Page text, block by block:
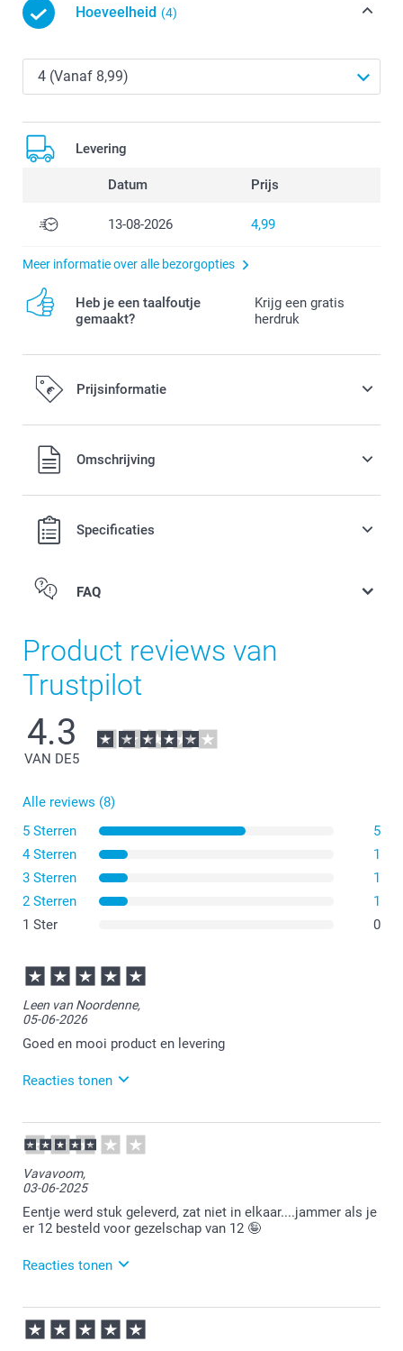
Hoeveelheid (4)
Levering
Datum Prijs
13-08-2026 4,99
Meer informatie over alle bezorgopties
Heb je een taalfoutje
gemaakt?
Krijg een gratis
herdruk
Prijsinformatie
Alle prijzen zijn in EURO (€) inclusief BTW en exclusief
verzendkosten.Omschrijving
Specificaties
FAQ
Product reviews van
Trustpilot
4.3
VAN DE5
Alle reviews (8)
5 Sterren
5
4 Sterren
1
3 Sterren
1
2 Sterren
1
1 Ster
0
Leen van Noordenne,
05-06-2026
Goed en mooi product en levering
Reacties tonen
08-06-2026
13:59
Bedankt voor je bericht.
Heel veel plezier van je bestelling!
Vavavoom,
03-06-2025
Eentje werd stuk geleverd, zat niet in elkaar....jammer als je
er 12 besteld voor gezelschap van 12 🤪
Reacties tonen
04-06-2025
11:58
Bedankt voor je review. Wat vervelend om te lezen